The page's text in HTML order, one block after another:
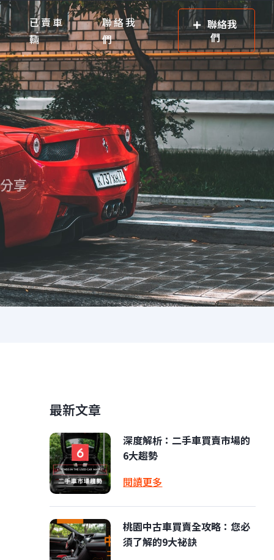
已賣車
輛
聯絡我
們
聯絡我
們
享
最新文章
深度解析：二手車買賣市場的
6大趨勢
閱讀更多
桃園中古車買賣全攻略：您必
須了解的9大祕訣